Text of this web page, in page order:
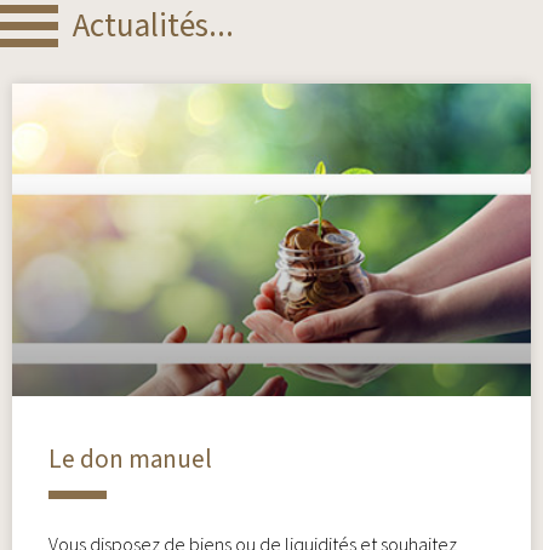
Actualités...
Le don manuel
Vous disposez de biens ou de liquidités et souhaitez